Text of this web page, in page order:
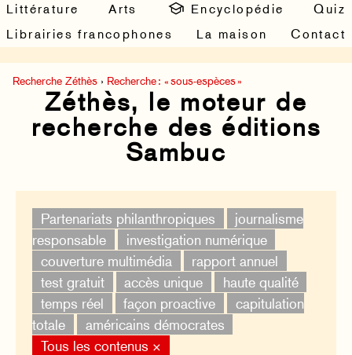
Littérature
Arts Encyclopédie
Quiz
Librairies francophones
La maison Contact
Recherche Zéthès › Recherche : « sous-espèces »
Zéthès, le moteur de
recherche des éditions
Sambuc
Partenariats philanthropiques
journalisme
responsable
investigation numérique
couverture multimédia
rapport annuel
test gratuit
accès unique
haute qualité
temps réel
façon proactive
capitulation
totale
américains démocrates
Tous les contenus ×